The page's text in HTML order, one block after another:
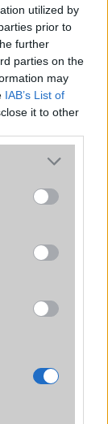
utilized by
prior to
further
parties on the
may
IAB’s List of
it to other
Google
may click to
tags to
Google
vegyem? Ha
vagy volt neki
van az
van mind
vmi
A menü
többet is,de